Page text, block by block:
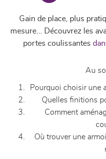
Gain de place, plus
mesure... Découvrez les
portes coulissantes
Au
Pourquoi choisir une
Quelles finitions
Comment
Où trouver une